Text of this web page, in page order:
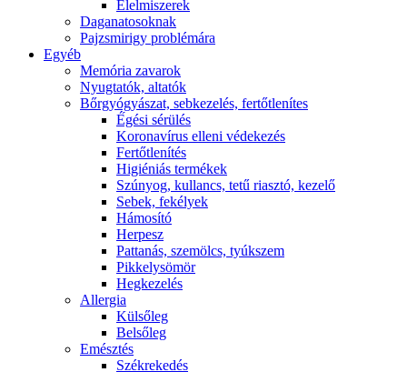
É́lelmiszerek
Daganatosoknak
Pajzsmirigy problémára
Egyéb
Memória zavarok
Nyugtatók, altatók
Bőrgyógyászat, sebkezelés, fertőtlenítes
É́gési sérülés
Koronavírus elleni védekezés
Fertőtlenítés
Higiéniás termékek
Szúnyog, kullancs, tetű riasztó, kezelő
Sebek, fekélyek
Hámosító
Herpesz
Pattanás, szemölcs, tyúkszem
Pikkelysömör
Hegkezelés
Allergia
Külsőleg
Belsőleg
Emésztés
Székrekedés